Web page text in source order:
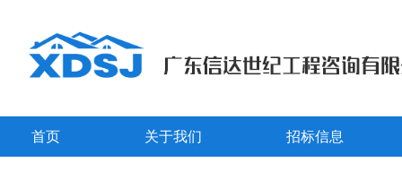
首页 关于我们 招标信息